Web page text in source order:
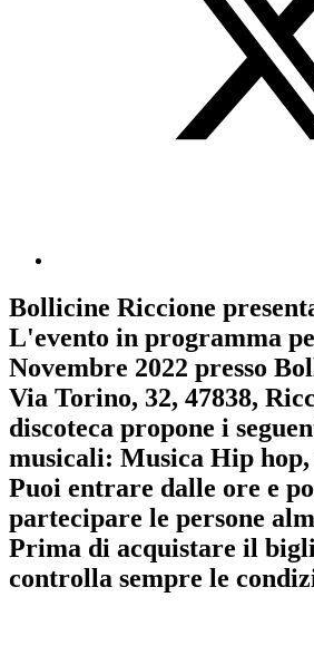
Bollicine Riccione
L'evento in programma
Novembre 2022 presso
Via Torino, 32, 47838,
discoteca propone i
musicali: Musica Hip hop,
Puoi entrare dalle ore e
partecipare le persone
Prima di acquistare il
controlla sempre le